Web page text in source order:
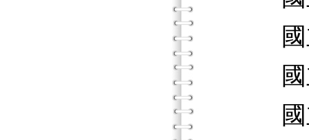
國立
國立
國立